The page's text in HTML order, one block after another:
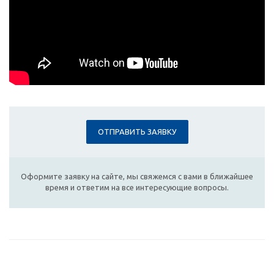
ОТПРАВИТЬ ЗАЯВКУ
Оформите заявку на сайте, мы свяжемся с вами в ближайшее
время и ответим на все интересующие вопросы.